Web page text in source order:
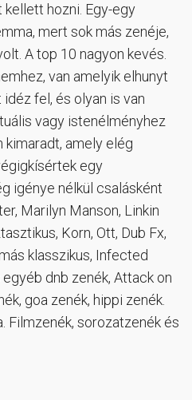
hozni. Egy-egy
mert sok más zenéje,
A top 10 nagyon kevés.
van amelyik elhunyt
fel, és olyan is van
vagy istenélményhez
kimaradt, amely elég
egy
igénye nélkül csalásként
Marilyn Manson, Linkin
Korn, Ott, Dub Fx,
klasszikus, Infected
dnb zenék, Attack on
goa zenék, hippi zenék.
Filmzenék, sorozatzenék és